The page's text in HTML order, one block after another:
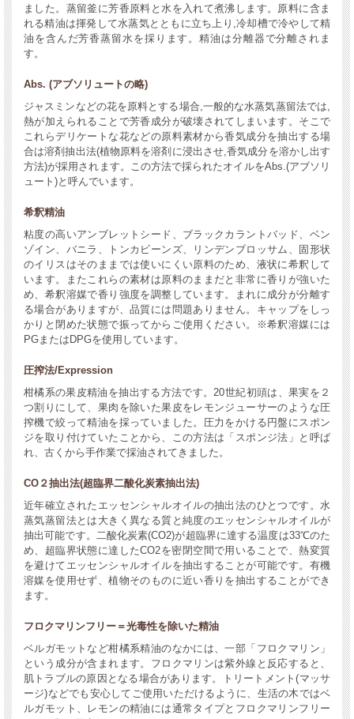
ました。蒸留釜に芳香原料と水を入れて煮沸します。原料に含ま
れる精油は揮発して水蒸気とともに立ち上り,冷却槽で冷やして精
油を含んだ芳香蒸留水を採ります。精油は分離器で分離されま
す。
Abs. (アブソリュートの略)
ジャスミンなどの花を原料とする場合,一般的な水蒸気蒸留法では,
熱が加えられることで芳香成分が破壊されてしまいます。そこで
これらデリケートな花などの原料素材から香気成分を抽出する場
合は溶剤抽出法(植物原料を溶剤に浸出させ,香気成分を溶かし出す
方法)が採用されます。この方法で採られたオイルをAbs.(アブソリ
ュート)と呼んでいます。
希釈精油
粘度の高いアンブレットシード、ブラックカラントバッド、ベン
ゾイン、バニラ、トンカビーンズ、リンデンブロッサム、固形状
のイリスはそのままでは使いにくい原料のため、液状に希釈して
います。またこれらの素材は原料のままだと非常に香りが強いた
め、希釈溶媒で香り強度を調整しています。まれに成分が分離す
る場合がありますが、品質には問題ありません。キャップをしっ
かりと閉めた状態で振ってからご使用ください。※希釈溶媒には
PGまたはDPGを使用しています。
圧搾法/Expression
柑橘系の果皮精油を抽出する方法です。20世紀初頭は、果実を２
つ割りにして、果肉を除いた果皮をレモンジューサーのような圧
搾機で絞って精油を採っていました。圧力をかける円盤にスポン
ジを取り付けていたことから、この方法は「スポンジ法」と呼ば
れ、古くから手作業で採油されてきました。
CO２抽出法(超臨界二酸化炭素抽出法)
近年確立されたエッセンシャルオイルの抽出法のひとつです。水
蒸気蒸留法とは大きく異なる質と純度のエッセンシャルオイルが
抽出可能です。二酸化炭素(CO2)が超臨界に達する温度は33℃のた
め、超臨界状態に達したCO2を密閉空間で用いることで、熱変質
を避けてエッセンシャルオイルを抽出することが可能です。有機
溶媒を使用せず、植物そのものに近い香りを抽出することができ
ます。
フロクマリンフリー＝光毒性を除いた精油
ベルガモットなど柑橘系精油のなかには、一部「フロクマリン」
という成分が含まれます。フロクマリンは紫外線と反応すると、
肌トラブルの原因となる場合があります。トリートメント(マッサ
ージ)などでも安心してご使用いただけるように、生活の木ではベ
ルガモット、レモンの精油には通常タイプとフロクマリンフリー